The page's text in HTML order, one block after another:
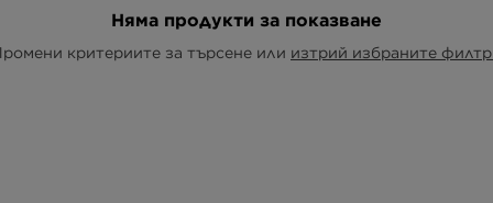
Няма продукти за показване
критериите за търсене или изтрий избраните